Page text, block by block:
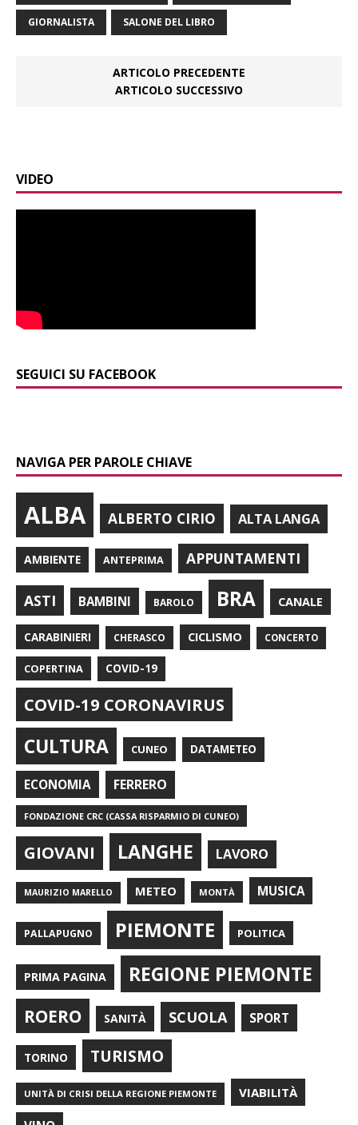
GIORNALISTA SALONE DEL LIBRO
ARTICOLO PRECEDENTE
ARTICOLO SUCCESSIVO
VIDEO
SEGUICI SU FACEBOOK
NAVIGA PER PAROLE CHIAVE
ALBA ALBERTO CIRIO ALTA LANGA
AMBIENTE ANTEPRIMA APPUNTAMENTI
ASTI BAMBINI BAROLO BRA CANALE
CARABINIERI CHERASCO CICLISMO CONCERTO
COPERTINA COVID-19
COVID-19 CORONAVIRUS
CULTURA CUNEO DATAMETEO
ECONOMIA FERRERO
FONDAZIONE CRC (CASSA RISPARMIO DI CUNEO)
GIOVANI LANGHE LAVORO
MAURIZIO MARELLO METEO MONTÀ MUSICA
PALLAPUGNO PIEMONTE POLITICA
PRIMA PAGINA REGIONE PIEMONTE
ROERO SANITÀ SCUOLA SPORT
TORINO TURISMO
UNITÀ DI CRISI DELLA REGIONE PIEMONTE VIABILITÀ